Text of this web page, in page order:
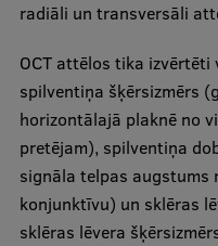
radiāli un transversāli
OCT attēlos tika
spilventiņa šķērsizmērs
horizontālajā plaknē no
pretējam), spilventiņa
signāla telpas augstums
konjunktīvu) un sklēras
sklēras lēvera